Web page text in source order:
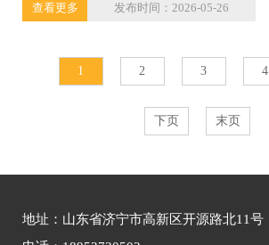
查看更多 发布时间：2026-05-26
1 2 3 4
下页 末页
地址：山东省济宁市高新区开源路北11号